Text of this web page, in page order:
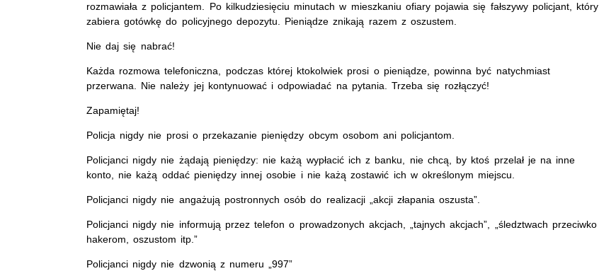
rozmawiała z policjantem. Po kilkudziesięciu minutach w mieszkaniu ofiary pojawia się fałszywy policjant, który
zabiera gotówkę do policyjnego depozytu. Pieniądze znikają razem z oszustem.
Nie daj się nabrać!
Każda rozmowa telefoniczna, podczas której ktokolwiek prosi o pieniądze, powinna być natychmiast
przerwana. Nie należy jej kontynuować i odpowiadać na pytania. Trzeba się rozłączyć!
Zapamiętaj!
Policja nigdy nie prosi o przekazanie pieniędzy obcym osobom ani policjantom.
Policjanci nigdy nie żądają pieniędzy: nie każą wypłacić ich z banku, nie chcą, by ktoś przelał je na inne
konto, nie każą oddać pieniędzy innej osobie i nie każą zostawić ich w określonym miejscu.
Policjanci nigdy nie angażują postronnych osób do realizacji „akcji złapania oszusta”.
Policjanci nigdy nie informują przez telefon o prowadzonych akcjach, „tajnych akcjach”, „śledztwach przeciwko
hakerom, oszustom itp.”
Policjanci nigdy nie dzwonią z numeru „997”